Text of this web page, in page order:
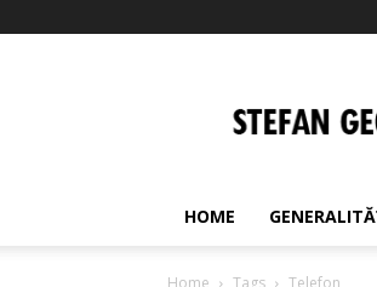
HOME
Home Tags Telefon